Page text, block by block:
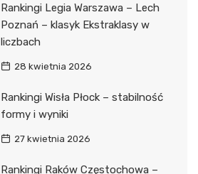
Rankingi Legia Warszawa – Lech
Poznań – klasyk Ekstraklasy w
liczbach
28 kwietnia 2026
Rankingi Wisła Płock – stabilność
formy i wyniki
27 kwietnia 2026
Rankingi Raków Częstochowa –